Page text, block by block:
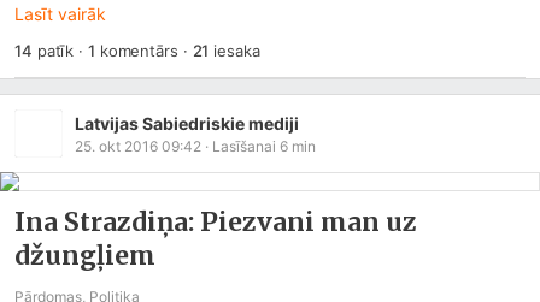
Lasīt vairāk
14 patīk · 1 komentārs · 21 iesaka
Latvijas Sabiedriskie mediji
25. okt 2016 09:42 · Lasīšanai 6 min
Ina Strazdiņa: Piezvani man uz
džungļiem
Pārdomas, Politika